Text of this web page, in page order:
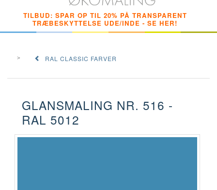
TILBUD: SPAR OP TIL 20% PÅ TRANSPARENT
TRÆBESKYTTELSE UDE/INDE - SE HER!
RAL CLASSIC FARVER
GLANSMALING NR. 516 -
RAL 5012